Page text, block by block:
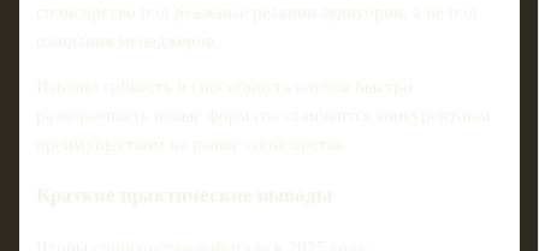
спонсорство под реальные реакции аудитории, а не под
ожидания менеджеров.
Именно гибкость и способность клубов быстро
разворачивать новые форматы становится конкурентным
преимуществом на рынке спонсорства.
Краткие практические выводы